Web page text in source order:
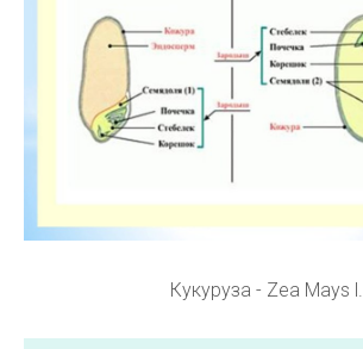
Кукуруза - Zea Mays l.